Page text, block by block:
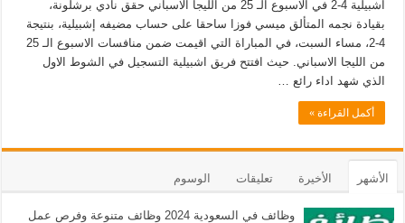
اشبيلية 4-2 في الاسبوع الـ 25 من الليجا الاسباني حقق نادي برشلونة،
بقيادة نجمه المتألق ميسي فوزا ساحقا على حساب مضيفه إشبيلية، بنتيجة
4-2، مساء السبت، في المباراة التي اقيمت ضمن منافسات الاسبوع الـ 25
من الليجا الاسباني. حيث افتتح فريق اشبيلية التسجيل في الشوط الاول
الذي شهد اداء رائع …
أكمل القراءة »
الأشهر الأخيرة تعليقات الوسوم
وظائف في السعودية 2024 وظائف متنوعة وفرص عمل